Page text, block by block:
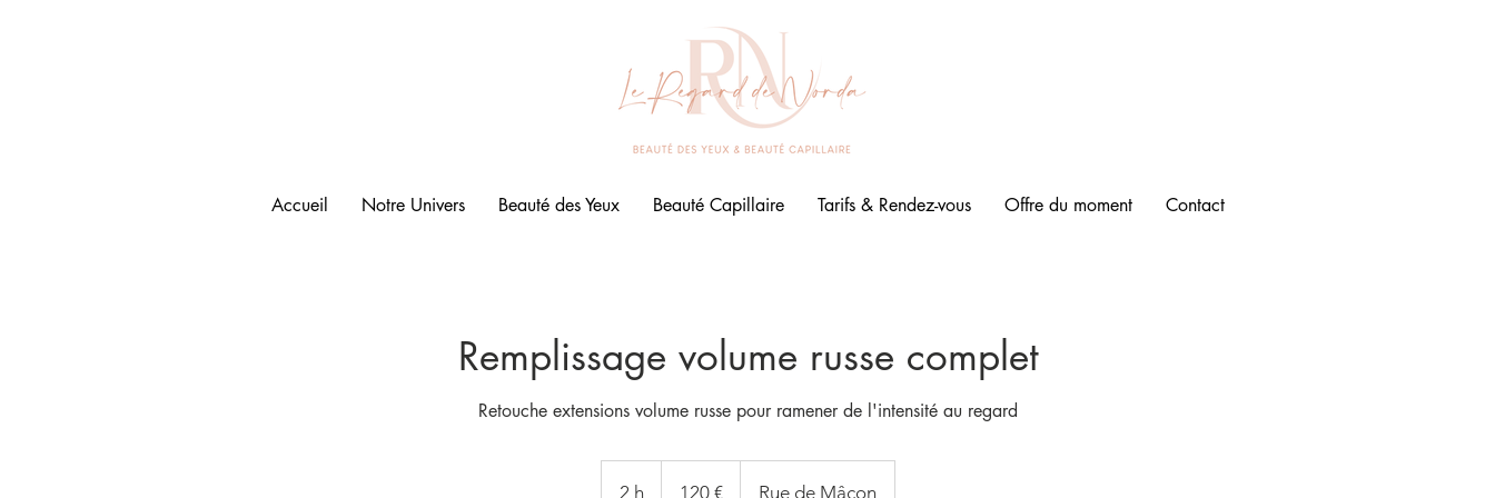
Accueil Notre Univers Beauté des Yeux Beauté Capillaire Tarifs & Rendez-vous Offre du moment Contact
Remplissage volume russe complet
Retouche extensions volume russe pour ramener de l'intensité au regard
2 h 120 € Rue de Mâcon